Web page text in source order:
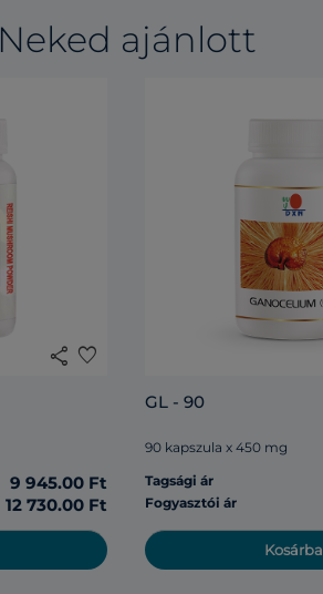
Neked ajánlott
share favorite
9 945.00 Ft
12 730.00 Ft
GL - 90
90 kapszula x 450 mg
Tagsági ár
Fogyasztói ár
Kosárba